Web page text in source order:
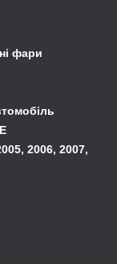
фари
2006, 2007,